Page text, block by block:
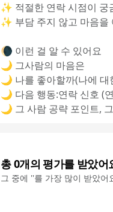
✨ 적절한 연락 시점이 궁
✨ 부담 주지 않고 마음을
🌘 이런 걸 알 수 있어요
🌙 그사람의 마음은
🌙 나를 좋아할까(나에 대
🌙 다음 행동:연락 신호 (
🌙 그 사람 공략 포인트,
총0개의 평가를 받았어
그 중에 ''를 가장 많이 받았어